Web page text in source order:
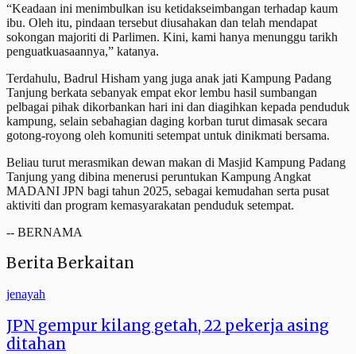
“Keadaan ini menimbulkan isu ketidakseimbangan terhadap kaum
ibu. Oleh itu, pindaan tersebut diusahakan dan telah mendapat
sokongan majoriti di Parlimen. Kini, kami hanya menunggu tarikh
penguatkuasaannya,” katanya.
Terdahulu, Badrul Hisham yang juga anak jati Kampung Padang
Tanjung berkata sebanyak empat ekor lembu hasil sumbangan
pelbagai pihak dikorbankan hari ini dan diagihkan kepada penduduk
kampung, selain sebahagian daging korban turut dimasak secara
gotong-royong oleh komuniti setempat untuk dinikmati bersama.
Beliau turut merasmikan dewan makan di Masjid Kampung Padang
Tanjung yang dibina menerusi peruntukan Kampung Angkat
MADANI JPN bagi tahun 2025, sebagai kemudahan serta pusat
aktiviti dan program kemasyarakatan penduduk setempat.
-- BERNAMA
Berita Berkaitan
jenayah
JPN gempur kilang getah, 22 pekerja asing
ditahan